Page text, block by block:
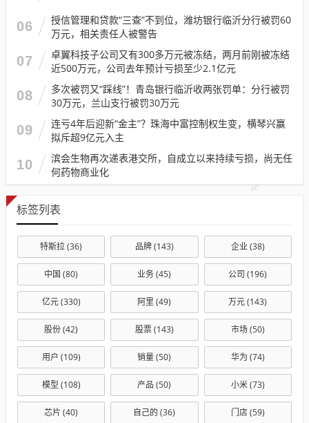
06
授信管理和贷款“三查”不到位，潍坊银行临沂分行被罚60
万元，相关责任人被警告
07
卓翼科技子公司又有300多万元被冻结，两月前刚被冻结
近500万元，公司去年预计亏损至少2.1亿元
08
多次被罚又“踩线”！青岛银行临沂收两张罚单：分行被罚
30万元，兰山支行被罚30万元
09
连亏4年后迎新“金主”？珠海中富控制权生变，横琴兴赢
拟斥超9亿元入主
10
滨会生物再次递表港交所，自成立以来持续亏损，尚无任
何药物商业化
标签列表
特斯拉(36) 品牌(143) 企业(38)
中国 (80) 业务(45) 公司 (196)
亿元(330) 阿里 (49) 万元(143)
股份(42) 股票(143) 市场(50)
用户 (109) 销量(50) 华为 (74)
模型 (108) 产品 (50) 小米(73)
芯片 (40) 自己的 (36) 门店(59)